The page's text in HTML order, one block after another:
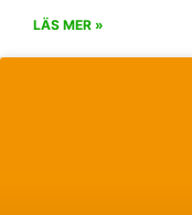
LÄS MER »